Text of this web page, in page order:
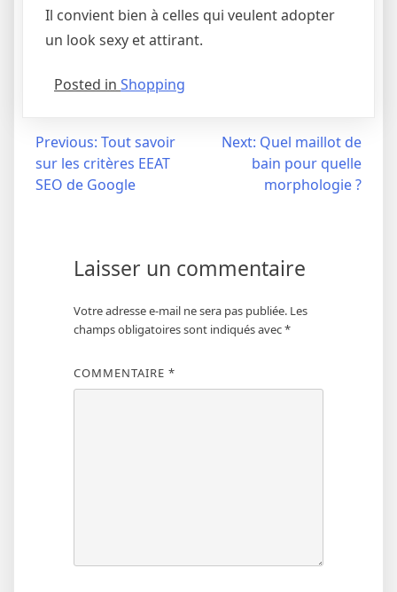
Il convient bien à celles qui veulent adopter
un look sexy et attirant.
Posted in Shopping
Previous: Tout savoir
sur les critères EEAT
SEO de Google
Next: Quel maillot de
bain pour quelle
morphologie ?
Laisser un commentaire
Votre adresse e-mail ne sera pas publiée. Les
champs obligatoires sont indiqués avec*
COMMENTAIRE *